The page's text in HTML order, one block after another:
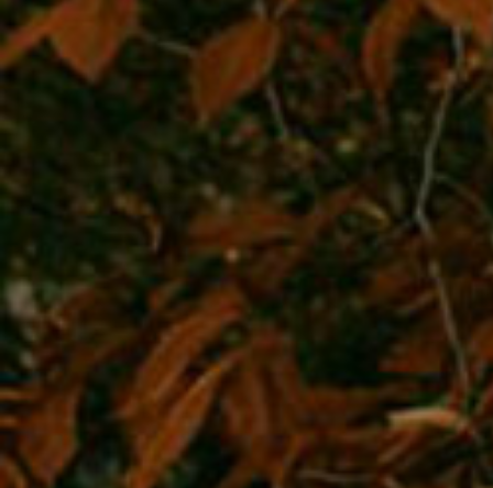
«Павлик и Елена доказали, что Амурская область
проживания тигров. Реинтродукция полосатых кошек
возвращение зверей домой, поэтому мы считаем,
рабочей группы и Росприроднадзора обоснованно и
временные неудачи не должны останавливать
восстановлению тигриной группировки в Приамурье.
Санды, то она полностью готова к самостоятельной
единственным вопросом остаётся, каким способом
– традиционным, когда животное отправляется в
транспортировочной клетки, или “мягким”, когда тигр
после адаптации во временном вольере. “Мягкий”
необходим, когда выпускается более одного
среди выпускаемых животных есть самец, поскольку
хуже адаптируются к новой местности. Поскольку в
идёт о выпуске одной самки, можно обойтись
из клетки. Здесь многое будет зависеть от погодных
весна – время непредсказуемое, и весенняя
месту выпуска может существенно осложнить
“мягкого выпуска”, поэтому будем действовать по
главное, чтобы Санда успешно адаптировалась к
жительства и сослужила добрую службу большому
верим», – сказал Арамилев.
Специалисты Хинганского заповедника считают, что
ранее Елена, а до этого Илона, останется на
где есть всё для комфортной и безопасной жизни.